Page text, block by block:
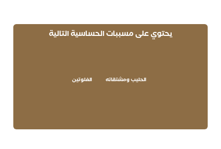
يحتوي على مسببات الحساسية التالية
الحليب ومشتقاته الغلوتين